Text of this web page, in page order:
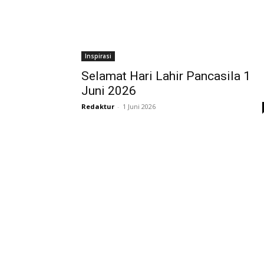
Inspirasi
Selamat Hari Lahir Pancasila 1
Juni 2026
Redaktur - 1 Juni 2026